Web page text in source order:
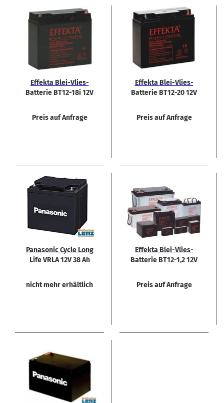
Ef­fek­ta Blei-​Vlies-​
Batterie BT12-​18i 12V
Preis auf Anfrage
Ef­fek­ta Blei-​Vlies-​
Batterie BT12-​20 12V
Preis auf Anfrage
Pa­na­so­nic Cycle Long
Life VRLA 12V 38 Ah
nicht mehr erhältlich
Ef­fek­ta Blei-​Vlies-​
Batterie BT12-​1,2 12V
Preis auf Anfrage